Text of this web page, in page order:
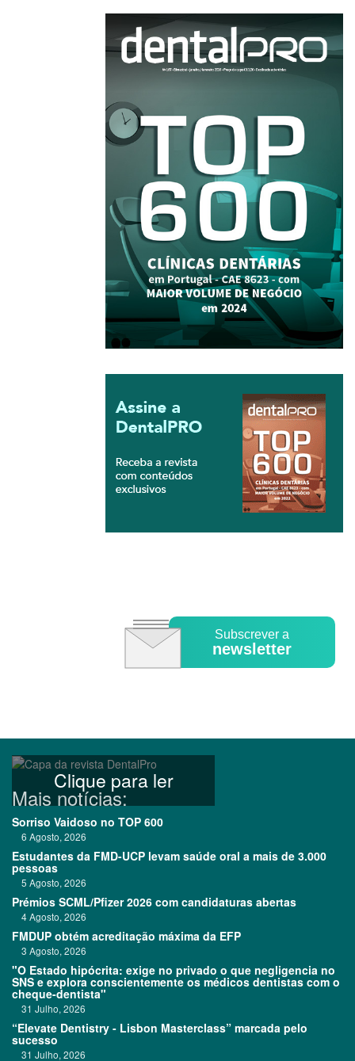
Subscrever a
newsletter
Clique para ler
Mais notícias:
Sorriso Vaidoso no TOP 600
6 Agosto, 2026
Estudantes da FMD-UCP levam saúde oral a mais de 3.000
pessoas
5 Agosto, 2026
Prémios SCML/Pfizer 2026 com candidaturas abertas
4 Agosto, 2026
FMDUP obtém acreditação máxima da EFP
3 Agosto, 2026
"O Estado hipócrita: exige no privado o que negligencia no
SNS e explora conscientemente os médicos dentistas com o
cheque-dentista"
31 Julho, 2026
“Elevate Dentistry - Lisbon Masterclass” marcada pelo
sucesso
31 Julho, 2026